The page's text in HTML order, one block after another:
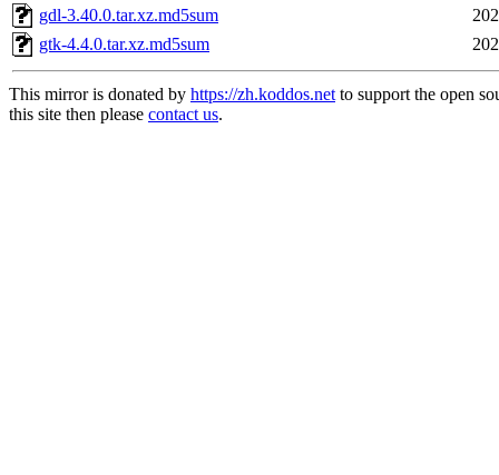
gdl-3.40.0.tar.xz.md5sum
gtk-4.4.0.tar.xz.md5sum
This mirror is donated by https://zh.koddos.netto support the open
this site then please contact us.